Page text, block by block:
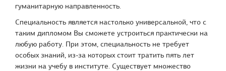
гуманитарную направленность.
Специальность является настолько универсальной, что с
таким дипломом Вы сможете устроиться практически на
любую работу. При этом, специальность не требует
особых знаний, из-за которых стоит тратить пять лет
жизни на учебу в институте. Существует множество